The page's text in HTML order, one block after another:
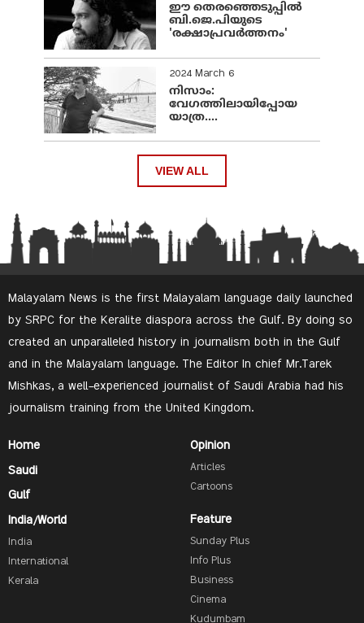
ഈ തെരഞ്ഞെടുപ്പില്‍
ബി.ജെ.പിയുടെ
'രക്ഷാപ്രവര്‍ത്തനം'
2024 March 6
നിസാം:
വേഗത്തിലായിപ്പോയ
യാത്ര....
VIEW ALL
Malayalam News is the first Malayalam language daily launched
by SRPC for the Keralite diaspora across the Gulf. By doing so
created an unparalleled history in journalism both in the Gulf
and in the Malayalam language. The Editor In chief Mr.Tarek
Mishkas, a well-experienced journalist of Saudi Arabia had his
journalism training from the United Kingdom.
Home
Saudi
Gulf
India/World
India
International
Kerala
Opinion
Articles
Cartoons
Feature
Sunday Plus
Info Plus
Business
Cinema
Kudumbam